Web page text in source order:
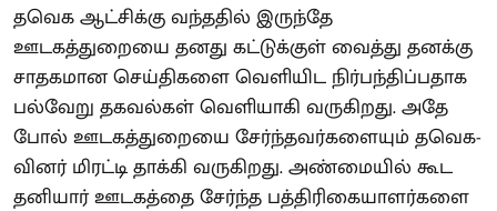
தவெக ஆட்சிக்கு வந்ததில் இருந்தே
ஊடகத்துறையை தனது கட்டுக்குள் வைத்து தனக்கு
சாதகமான செய்திகளை வெளியிட நிர்பந்திப்பதாக
பல்வேறு தகவல்கள் வெளியாகி வருகிறது. அதே
போல் ஊடகத்துறையை சேர்ந்தவர்களையும் தவெக-
வினர் மிரட்டி தாக்கி வருகிறது. அண்மையில் கூட
தனியார் ஊடகத்தை சேர்ந்த பத்திரிகையாளர்களை